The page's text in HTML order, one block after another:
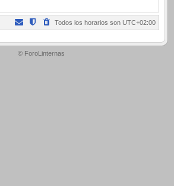
Todos los horarios son UTC+02:00
© ForoLinternas